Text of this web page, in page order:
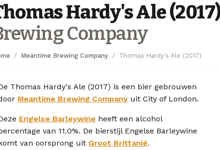
Hardy's Ale
Company
Meantime Brewing Company Thomas Hardy's Ale (2017)
Thomas Hardy's Ale (2017) is een bier gebrouwen
Meantime Brewing Company uit City of London.
Engelse Barleywine heeft een alcohol
van 11.0%. De bierstijl Engelse Barleywine
van oorsprong uit Groot Brittanië.